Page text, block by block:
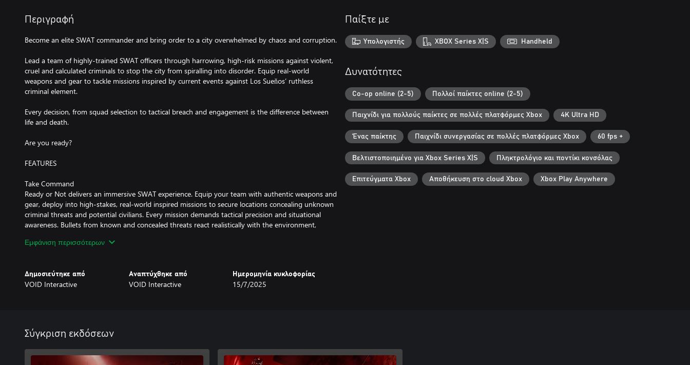
Περιγραφή
Become an elite SWAT commander and bring order to a city overwhelmed by chaos and corruption.
Lead a team of highly-trained SWAT officers through harrowing, high-risk missions against violent,
cruel and calculated criminals to stop the city from spiralling into disorder. Equip real-world
weapons and gear to tackle missions inspired by current events against Los Sueňos’ ruthless
criminal element.
Every decision, from squad selection to tactical breach and engagement is the difference between
life and death.
Are you ready?
FEATURES
Take Command
Ready or Not delivers an immersive SWAT experience. Equip your team with authentic weapons and
gear, deploy into high-stakes, real-world inspired missions to secure locations concealing unknown
criminal threats and potential civilians. Every mission demands tactical precision and situational
awareness. Bullets from known and concealed threats react realistically with the environment,
threats and rescue the innocent.
Shoulder the weight of being a SWAT commander entrusted with confronting Los Sueňos’ criminal
corruption and stopping it from overwhelming the city’s citizens. Every tactical decision matters,
altogether.
True Tactical Gameplay
Ready or Not is a true tactical shooter. Every mission is a high-stakes, life-or-death operation.
Εμφάνιση περισσότερων
Δημοσιεύτηκε από
VOID Interactive
Αναπτύχθηκε από
VOID Interactive
Ημερομηνία κυκλοφορίας
15/7/2025
Παίξτε με
Υπολογιστής XBOX Series X|S Handheld
Δυνατότητες
Co-op online (2-5) Πολλοί παίκτες online (2-5)
Παιχνίδι για πολλούς παίκτες σε πολλές πλατφόρμες Xbox 4K Ultra HD
Ένας παίκτης Παιχνίδι συνεργασίας σε πολλές πλατφόρμες Xbox 60 fps +
Βελτιστοποιημένο για Xbox Series X|S Πληκτρολόγιο και ποντίκι κονσόλας
Επιτεύγματα Xbox Αποθήκευση στο cloud Xbox Xbox Play Anywhere
Σύγκριση εκδόσεων